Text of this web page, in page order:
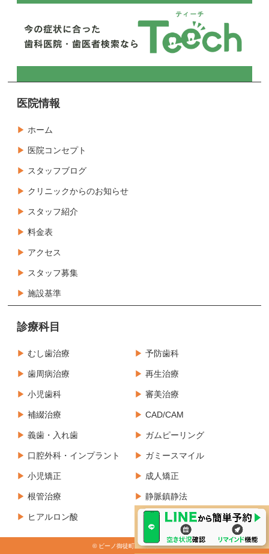
医院情報
ホーム
医院コンセプト
スタッフブログ
クリニックからのお知らせ
スタッフ紹介
料金表
アクセス
スタッフ募集
施設基準
診療科目
むし歯治療 予防歯科
歯周病治療 再生治療
小児歯科 審美治療
補綴治療 CAD/CAM
義歯・入れ歯 ガムピーリング
口腔外科・インプラント ガミースマイル
小児矯正 成人矯正
根管治療 静脈鎮静法
ヒアルロン酸 ボツリヌス製剤治療
© ビーノ御徒町歯科クリニック